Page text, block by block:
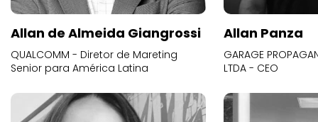
Allan de Almeida Giangrossi
QUALCOMM - Diretor de Mareting
Senior para América Latina
Allan Panza
GARAGE
LTDA - CEO